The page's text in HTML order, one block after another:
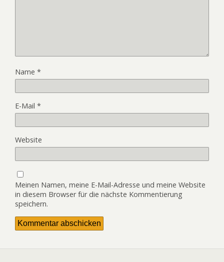
Name *
E-Mail *
Website
Meinen Namen, meine E-Mail-Adresse und meine Website
in diesem Browser für die nächste Kommentierung
speichern.